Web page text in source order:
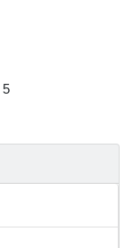
5